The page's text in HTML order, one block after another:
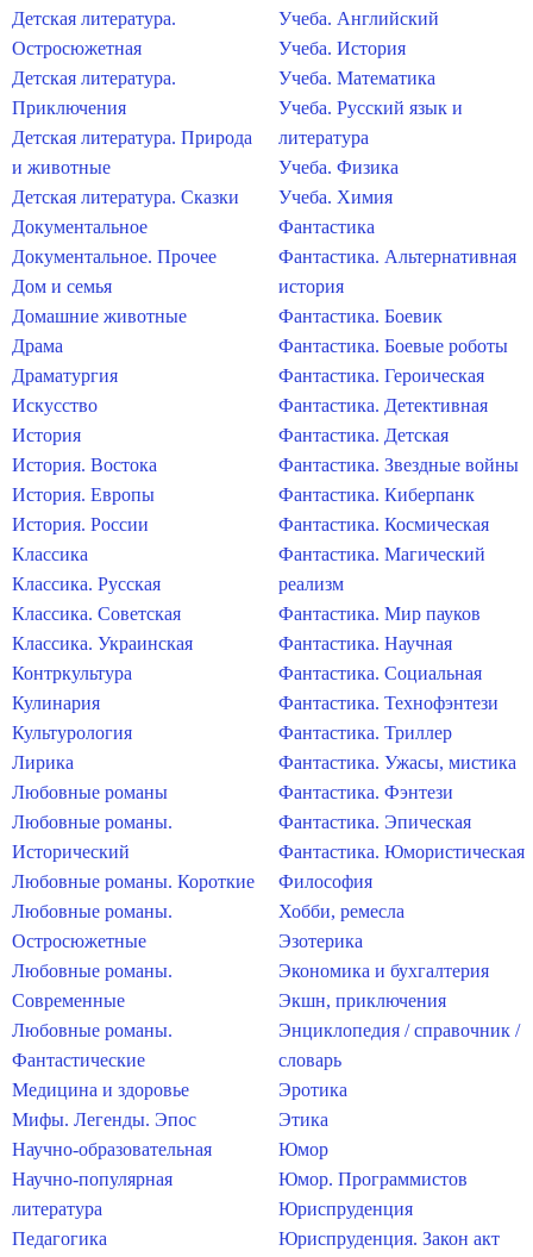
Детская литература.
Остросюжетная
Детская литература.
Приключения
Детская литература. Природа
и животные
Детская литература. Сказки
Документальное
Документальное. Прочее
Дом и семья
Домашние животные
Драма
Драматургия
Искусство
История
История. Востока
История. Европы
История. России
Классика
Классика. Русская
Классика. Советская
Классика. Украинская
Контркультура
Кулинария
Культурология
Лирика
Любовные романы
Любовные романы.
Исторический
Любовные романы. Короткие
Любовные романы.
Остросюжетные
Любовные романы.
Современные
Любовные романы.
Фантастические
Медицина и здоровье
Мифы. Легенды. Эпос
Научно-образовательная
Научно-популярная
литература
Педагогика
Учеба. Английский
Учеба. История
Учеба. Математика
Учеба. Русский язык и
литература
Учеба. Физика
Учеба. Химия
Фантастика
Фантастика. Альтернативная
история
Фантастика. Боевик
Фантастика. Боевые роботы
Фантастика. Героическая
Фантастика. Детективная
Фантастика. Детская
Фантастика. Звездные войны
Фантастика. Киберпанк
Фантастика. Космическая
Фантастика. Магический
реализм
Фантастика. Мир пауков
Фантастика. Научная
Фантастика. Социальная
Фантастика. Технофэнтези
Фантастика. Триллер
Фантастика. Ужасы, мистика
Фантастика. Фэнтези
Фантастика. Эпическая
Фантастика. Юмористическая
Философия
Хобби, ремесла
Эзотерика
Экономика и бухгалтерия
Экшн, приключения
Энциклопедия / справочник /
словарь
Эротика
Этика
Юмор
Юмор. Программистов
Юриспруденция
Юриспруденция. Закон акт